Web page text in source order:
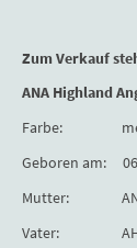
Zum Verkauf
ANA Highland
​Farbe:
Geboren am:
Mutter:
Vater: AHL